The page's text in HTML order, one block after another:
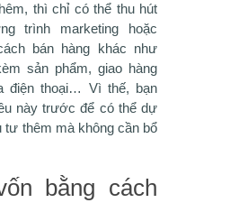
thì chỉ có thể thu hút
trình marketing hoặc
bán hàng khác như
sản phẩm, giao hàng
điện thoại… Vì thế, bạn
này trước để có thể dự
tư thêm mà không cần bổ
bằng cách